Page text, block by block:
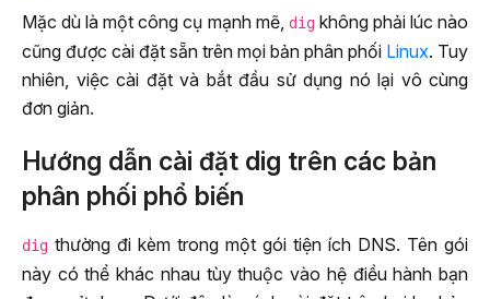
Mặc dù là một công cụ mạnh mẽ, digkhông phải lúc nào
cũng được cài đặt sẵn trên mọi bản phân phối Linux. Tuy
nhiên, việc cài đặt và bắt đầu sử dụng nó lại vô cùng
đơn giản.
Hướng dẫn cài đặt dig trên các bản
phân phối phổ biến
dig thường đi kèm trong một gói tiện ích DNS. Tên gói
này có thể khác nhau tùy thuộc vào hệ điều hành bạn